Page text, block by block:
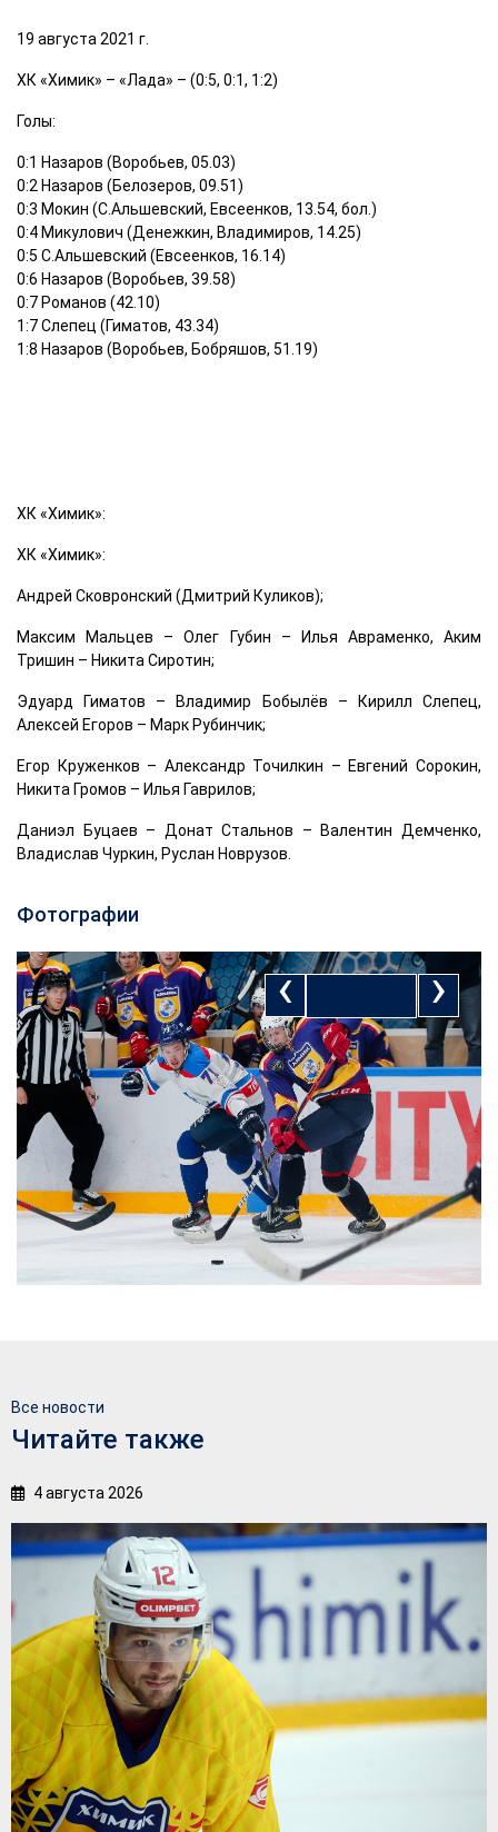
19 августа 2021 г.
ХК «Химик» – «Лада» – (0:5, 0:1, 1:2)
Голы:
0:1 Назаров (Воробьев, 05.03)
0:2 Назаров (Белозеров, 09.51)
0:3 Мокин (С.Альшевский, Евсеенков, 13.54, бол.)
0:4 Микулович (Денежкин, Владимиров, 14.25)
0:5 C.Альшевский (Евсеенков, 16.14)
0:6 Назаров (Воробьев, 39.58)
0:7 Романов (42.10)
1:7 Слепец (Гиматов, 43.34)
1:8 Назаров (Воробьев, Бобряшов, 51.19)
ХК «Химик»:
ХК «Химик»:
Андрей Сковронский (Дмитрий Куликов);
Максим Мальцев – Олег Губин – Илья Авраменко, Аким
Тришин – Никита Сиротин;
Эдуард Гиматов – Владимир Бобылёв – Кирилл Слепец,
Алексей Егоров – Марк Рубинчик;
Егор Круженков – Александр Точилкин – Евгений Сорокин,
Никита Громов – Илья Гаврилов;
Даниэл Буцаев – Донат Стальнов – Валентин Демченко,
Владислав Чуркин, Руслан Новрузов.
Фотографии
‹ ›
Все новости
Читайте также
4 августа 2026